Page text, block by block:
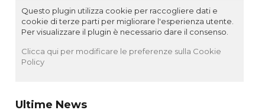
Questo plugin utilizza cookie per raccogliere dati e
cookie di terze parti per migliorare l'esperienza utente.
Per visualizzare il plugin è necessario dare il consenso.
Clicca qui per modificare le preferenze sulla Cookie
Policy
Ultime News